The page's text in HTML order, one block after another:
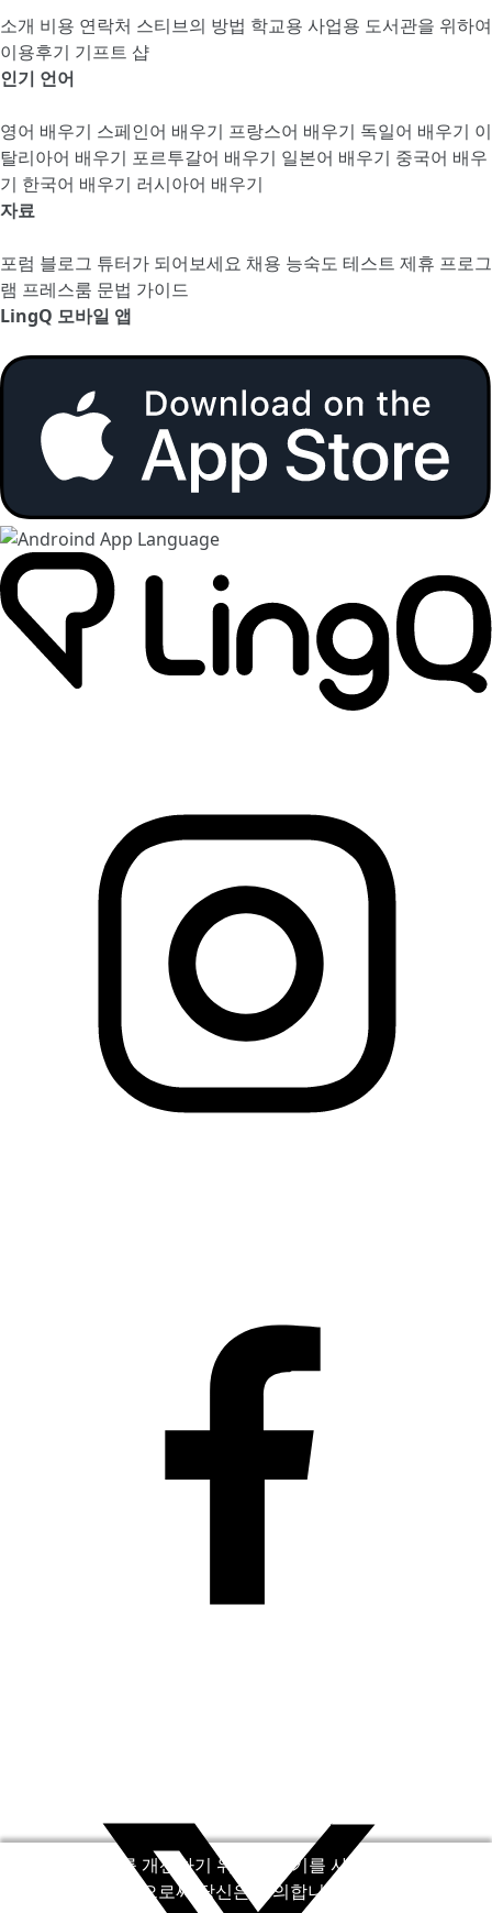
우리는 LingQ를 개선하기 위해서 쿠키를 사용합니다. 사이
트를 방문함으로써 당신은 동의합니다
소개 비용 연락처 스티브의 방법 학교용 사업용 도서관을 위하여
이용후기 기프트 샵
인기 언어
영어 배우기 스페인어 배우기 프랑스어 배우기 독일어 배우기 이
탈리아어 배우기 포르투갈어 배우기 일본어 배우기 중국어 배우
기 한국어 배우기 러시아어 배우기
자료
포럼 블로그 튜터가 되어보세요 채용 능숙도 테스트 제휴 프로그
램 프레스룸 문법 가이드
LingQ 모바일 앱